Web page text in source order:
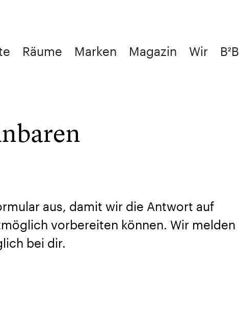
Räume Marken Magazin Wir B²B
aus, damit wir die Antwort auf
vorbereiten können. Wir melden
bei dir.